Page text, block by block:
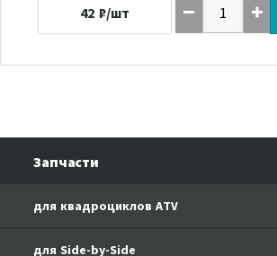
42 ₽/шт
Запчасти
для квадроциклов ATV
CFORCE 110 EFI
для Side-by-Side